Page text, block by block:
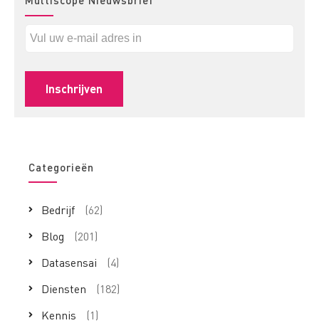
Categorieën
Bedrijf
(62)
Blog
(201)
Datasensai
(4)
Diensten
(182)
Kennis
(1)